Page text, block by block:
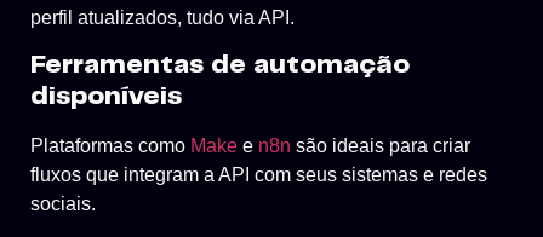
perfil atualizados, tudo via API.
Ferramentas de automação
disponíveis
Plataformas como Make e n8n são ideais para criar
fluxos que integram a API com seus sistemas e redes
sociais.